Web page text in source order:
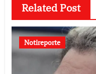
Related Post
Notireporte